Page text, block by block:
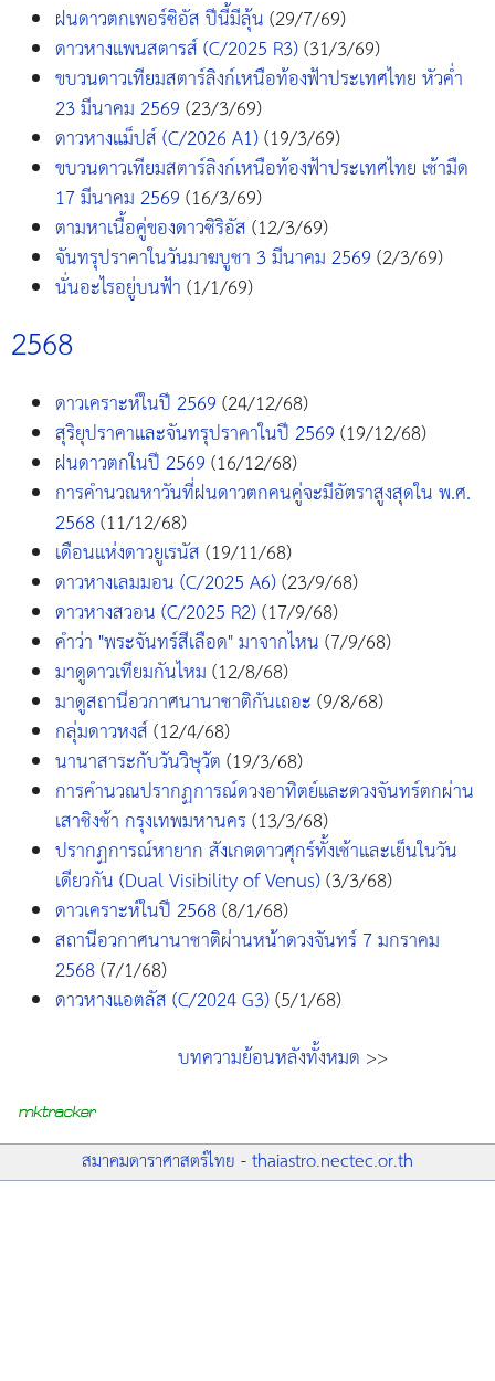
ฝนดาวตกเพอร์ซิอัส ปีนี้มีลุ้น(29/7/69)
ดาวหางแพนสตารส์ (C/2025 R3)(31/3/69)
ขบวนดาวเทียมสตาร์ลิงก์เหนือท้องฟ้าประเทศไทย หัวค่ำ
23 มีนาคม 2569(23/3/69)
ดาวหางแม็ปส์ (C/2026 A1)(19/3/69)
ขบวนดาวเทียมสตาร์ลิงก์เหนือท้องฟ้าประเทศไทย เช้ามืด
17 มีนาคม 2569(16/3/69)
ตามหาเนื้อคู่ของดาวซิริอัส(12/3/69)
จันทรุปราคาในวันมาฆบูชา 3 มีนาคม 2569(2/3/69)
นั่นอะไรอยู่บนฟ้า(1/1/69)
2568
ดาวเคราะห์ในปี 2569(24/12/68)
สุริยุปราคาและจันทรุปราคาในปี 2569(19/12/68)
ฝนดาวตกในปี 2569(16/12/68)
การคำนวณหาวันที่ฝนดาวตกคนคู่จะมีอัตราสูงสุดใน พ.ศ.
2568(11/12/68)
เดือนแห่งดาวยูเรนัส(19/11/68)
ดาวหางเลมมอน (C/2025 A6)(23/9/68)
ดาวหางสวอน (C/2025 R2)(17/9/68)
คำว่า "พระจันทร์สีเลือด" มาจากไหน(7/9/68)
มาดูดาวเทียมกันไหม(12/8/68)
มาดูสถานีอวกาศนานาชาติกันเถอะ(9/8/68)
กลุ่มดาวหงส์(12/4/68)
นานาสาระกับวันวิษุวัต(19/3/68)
การคำนวณปรากฏการณ์ดวงอาทิตย์และดวงจันทร์ตกผ่าน
เสาชิงช้า กรุงเทพมหานคร(13/3/68)
ปรากฏการณ์หายาก สังเกตดาวศุกร์ทั้งเช้าและเย็นในวัน
เดียวกัน (Dual Visibility of Venus)(3/3/68)
ดาวเคราะห์ในปี 2568(8/1/68)
สถานีอวกาศนานาชาติผ่านหน้าดวงจันทร์ 7 มกราคม
2568(7/1/68)
ดาวหางแอตลัส (C/2024 G3)(5/1/68)
บทความย้อนหลังทั้งหมด >>
สมาคมดาราศาสตร์ไทย - thaiastro.nectec.or.th